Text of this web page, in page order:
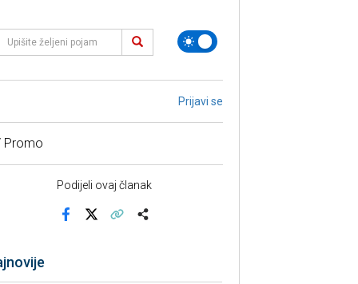
Prijavi se
Promo
Podijeli ovaj članak